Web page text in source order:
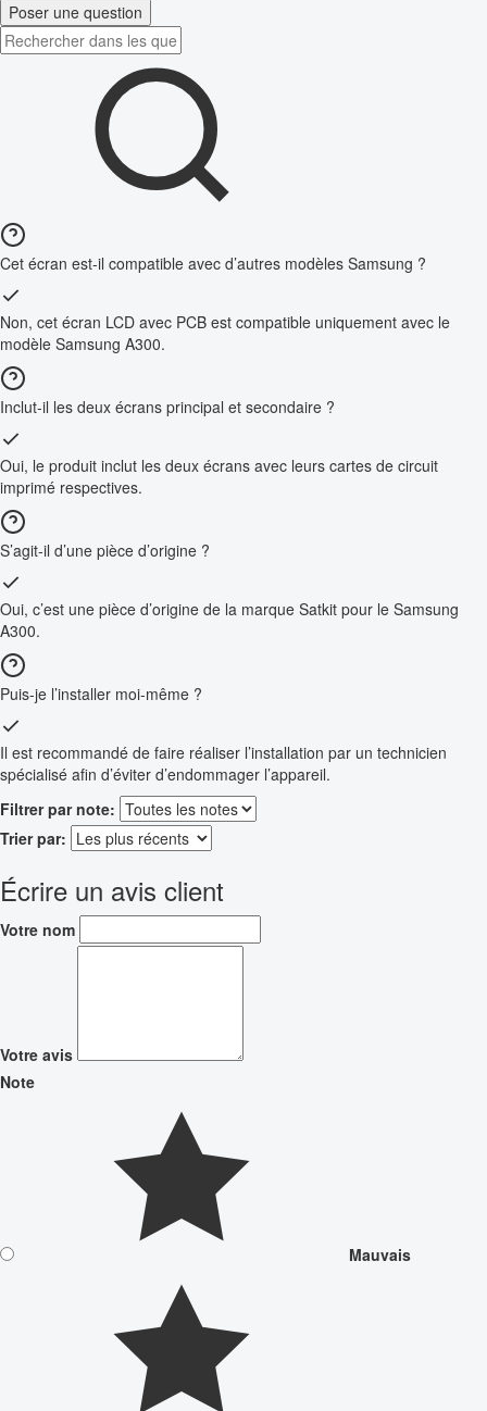
Poser une question
Cet écran est-il compatible avec d’autres modèles Samsung ?
Non, cet écran LCD avec PCB est compatible uniquement avec le
modèle Samsung A300.
Inclut-il les deux écrans principal et secondaire ?
Oui, le produit inclut les deux écrans avec leurs cartes de circuit
imprimé respectives.
S’agit-il d’une pièce d’origine ?
Oui, c’est une pièce d’origine de la marque Satkit pour le Samsung
A300.
Puis-je l’installer moi-même ?
Il est recommandé de faire réaliser l’installation par un technicien
spécialisé afin d’éviter d’endommager l’appareil.
Filtrer par note:
Trier par:
Écrire un avis client
Votre nom
Votre avis
Note
Mauvais